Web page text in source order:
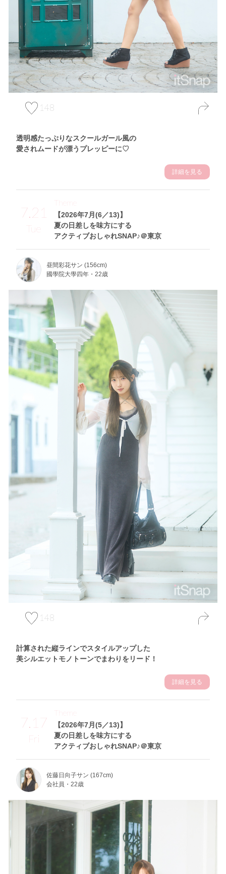
148
透明感たっぷりなスクールガール風の
愛されムードが漂うプレッピーに♡
詳細を見る
7.21
Tue
【2026年7月(6／13)】
夏の日差しを味方にする
アクティブおしゃれSNAP♪＠東京
Theme
昼間彩花サン (156cm)
國學院大學四年・22歳
148
計算された縦ラインでスタイルアップした
美シルエットモノトーンでまわりをリード！
詳細を見る
7.17
Fri
【2026年7月(5／13)】
夏の日差しを味方にする
アクティブおしゃれSNAP♪＠東京
Theme
佐藤日向子サン (167cm)
会社員・22歳